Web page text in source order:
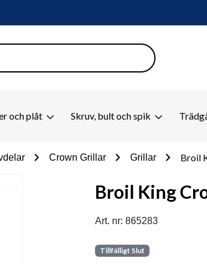
och plåt Skruv, bult och spik
chevron_right Crown Grillar chevron_right Grillar chevron_right Broil
Broil King
Art. nr: 865283
Tillfälligt Slut